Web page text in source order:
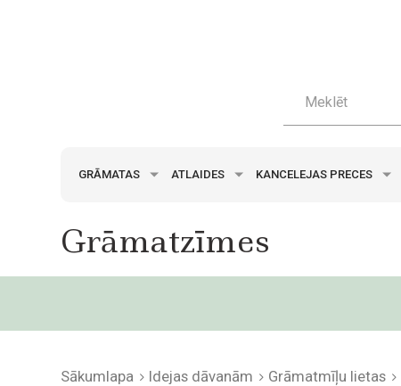
GRĀMATAS ATLAIDES KANCELEJAS PRECES
Grāmatzīmes
Sākumlapa Idejas dāvanām Grāmatmīļu lietas